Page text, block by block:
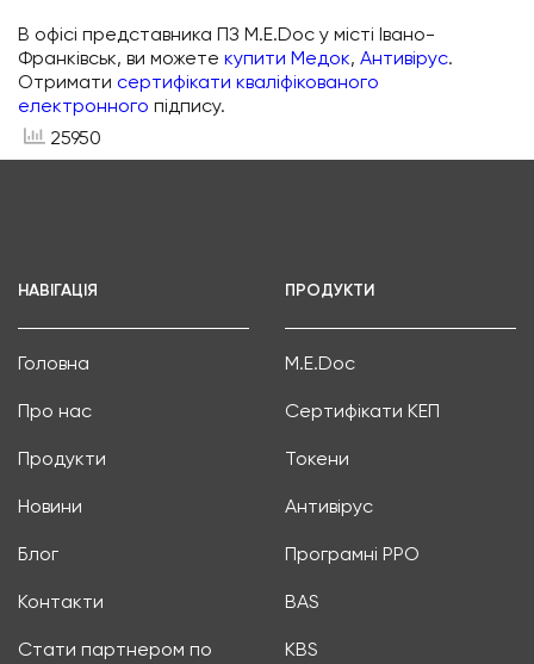
В офісі представника ПЗ M.E.Doc у місті Івано-
Франківськ, ви можете купити Медок, Антивірус.
Отримати сертифікати кваліфікованого
електронного підпису.
25950
НАВІГАЦІЯ
Головна
Про нас
Продукти
Новини
Блог
Контакти
Стати партнером по
ПРОДУКТИ
M.E.Doc
Сертифікати КЕП
Токени
Антивірус
Програмні РРО
BAS
KBS